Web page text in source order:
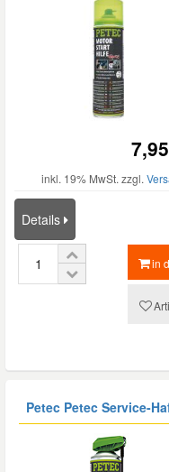
inkl. 19% MwSt. zzgl.
Details
in
Petec Petec Service-